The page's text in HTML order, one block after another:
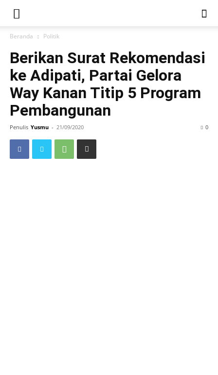
Beranda Politik
Berikan Surat Rekomendasi
ke Adipati, Partai Gelora
Way Kanan Titip 5 Program
Pembangunan
Penulis Yusmu - 21/09/2020 0